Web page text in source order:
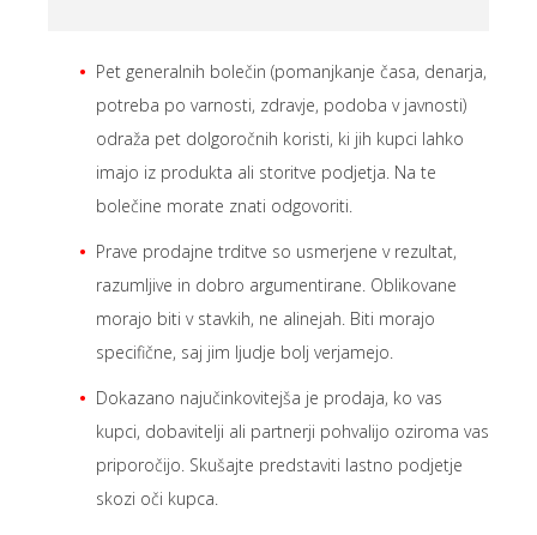
Pet generalnih bolečin (pomanjkanje časa, denarja,
potreba po varnosti, zdravje, podoba v javnosti)
odraža pet dolgoročnih koristi, ki jih kupci lahko
imajo iz produkta ali storitve podjetja. Na te
bolečine morate znati odgovoriti.
Prave prodajne trditve so usmerjene v rezultat,
razumljive in dobro argumentirane. Oblikovane
morajo biti v stavkih, ne alinejah. Biti morajo
specifične, saj jim ljudje bolj verjamejo.
Dokazano najučinkovitejša je prodaja, ko vas
kupci, dobavitelji ali partnerji pohvalijo oziroma vas
priporočijo. Skušajte predstaviti lastno podjetje
skozi oči kupca.